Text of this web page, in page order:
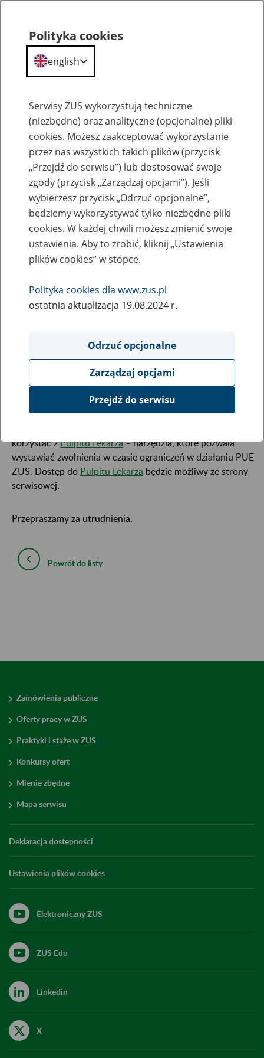
Komunikaty
Ograniczenie w dostępie do portalu PUE
ZUS w nocy z 28 na 29 kwietnia 2023 r.
27
April
2023
28 kwietnia od godziny 20:00 do godziny
01:00 następnego dnia
mogą wystąpić ograniczenia w
dostępie do portalu Platformy Usług Elektronicznych i
poszczególnych jego funkcji.
korzystać zPulpitu Lekarza– narzędzia, które pozwala
wystawiać zwolnienia w czasie ograniczeń w działaniu PUE
ZUS. Dostęp do Pulpitu Lekarza będzie możliwy ze strony
serwisowej.
Przepraszamy za utrudnienia.
Powrót do listy
Zamówienia publiczne
Oferty pracy w ZUS
Praktyki i staże w ZUS
Konkursy ofert
Mienie zbędne
Mapa serwisu
Deklaracja dostępności
Ustawienia plików cookies
Elektroniczny ZUS
ZUS Edu
Linkedin
X
Polityka cookies
english
Serwisy ZUS wykorzystują techniczne
(niezbędne) oraz analityczne (opcjonalne) pliki
cookies. Możesz zaakceptować wykorzystanie
przez nas wszystkich takich plików (przycisk
„Przejdź do serwisu”) lub dostosować swoje
zgody (przycisk „Zarządzaj opcjami”). Jeśli
wybierzesz przycisk „Odrzuć opcjonalne”,
będziemy wykorzystywać tylko niezbędne pliki
cookies. W każdej chwili możesz zmienić swoje
ustawienia. Aby to zrobić, kliknij „Ustawienia
plików cookies” w stopce.
Polityka cookies dla www.zus.pl
ostatnia aktualizacja 19.08.2024 r.
Odrzuć opcjonalne
Zarządzaj opcjami
Przejdź do serwisu